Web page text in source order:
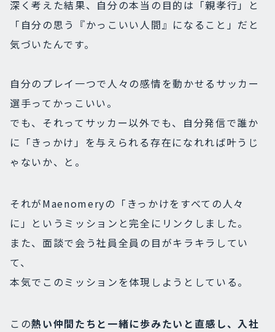
深く考えた結果、自分の本当の目的は「親孝行」と
「自分の思う『かっこいい人間』になること」だと
気づいたんです。
自分のプレイ一つで人々の感情を動かせるサッカー
選手ってかっこいい。
でも、それってサッカー以外でも、自分発信で誰か
に「きっかけ」を与えられる存在になれれば叶うじ
ゃないか、と。
それがMaenomeryの「きっかけをすべての人々
に」というミッションと完全にリンクしました。
また、面談で会う社員全員の目がキラキラしてい
て、
本気でこのミッションを体現しようとしている。
この熱い仲間たちと一緒に歩みたいと直感し、入社